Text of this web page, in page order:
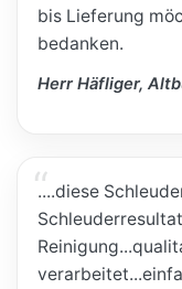
bis Lieferung
bedanken.
Herr Häfliger,
....diese